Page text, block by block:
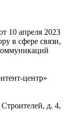
10 апреля 2023
в сфере связи,
центр»
д. 4,